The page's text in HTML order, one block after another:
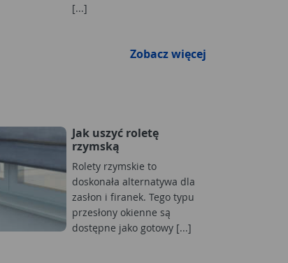
[...]
Zobacz więcej
Jak uszyć roletę
rzymską
Rolety rzymskie to
doskonała alternatywa dla
zasłon i firanek. Tego typu
przesłony okienne są
dostępne jako gotowy [...]